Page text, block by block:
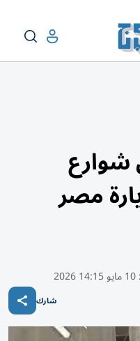
مصر
10 مايو 14:15 2026
شارك